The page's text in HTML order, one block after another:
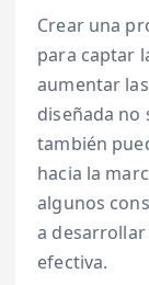
Crear una
para captar
aumentar
diseñada no
también
hacia la
algunos
a
efectiva.